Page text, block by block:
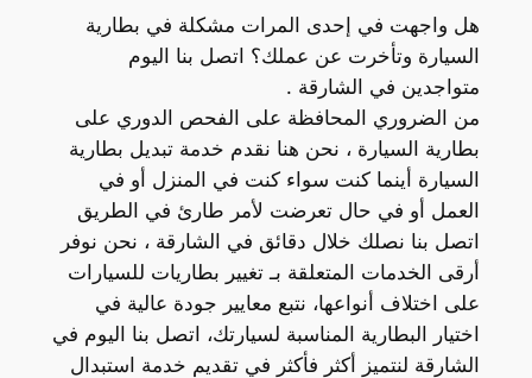
هل واجهت في إحدى المرات مشكلة في بطارية
السيارة وتأخرت عن عملك؟ اتصل بنا اليوم
متواجدين في الشارقة .
من الضروري المحافظة على الفحص الدوري على
بطارية السيارة ، نحن هنا نقدم خدمة تبديل بطارية
السيارة أينما كنت سواء كنت في المنزل أو في
العمل أو في حال تعرضت لأمر طارئ في الطريق
اتصل بنا نصلك خلال دقائق في الشارقة ، نحن نوفر
أرقى الخدمات المتعلقة بـ تغيير بطاريات للسيارات
على اختلاف أنواعها، نتبع معايير جودة عالية في
اختيار البطارية المناسبة لسيارتك، اتصل بنا اليوم في
الشارقة لنتميز أكثر فأكثر في تقديم خدمة استبدال